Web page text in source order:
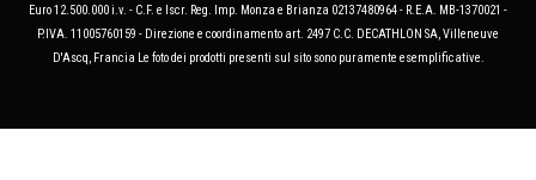
Euro 12.500.000 i.v. - C.F. e Iscr. Reg. Imp. Monza e Brianza 02137480964 - R.E.A. MB-1370021 -
P.IVA. 11005760159 - Direzione e coordinamento art. 2497 C.C. DECATHLON SA, Villeneuve
D'Ascq, Francia Le foto dei prodotti presenti sul sito sono puramente esemplificative.